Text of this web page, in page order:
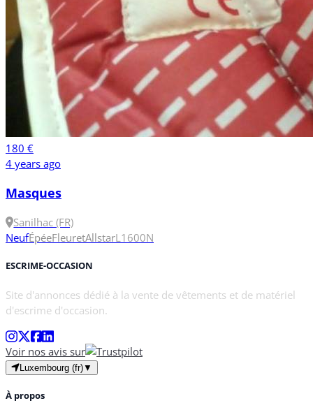
180 €
4 years ago
Masques
Sanilhac (FR)
NeufÉpéeFleuretAllstarL 1600N
ESCRIME-OCCASION
Site d'annonces dédié à la vente de vêtements et de matériel
d'escrime d'occasion.
Voir nos avis sur
Luxembourg (fr)▼
À propos